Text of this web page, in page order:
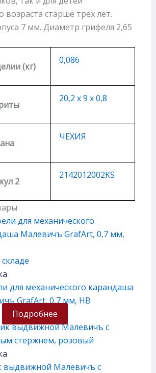
старше трех лет.
7 мм. Диаметр грифеля 2,65
(кг)
0,086
20,2 х 9 х 0,8
ЧЕХИЯ
2
2142012002KS
для механического карандаша
GrafArt, 0,7 мм, HB
Подробнее
выдвижной Малевичъ с